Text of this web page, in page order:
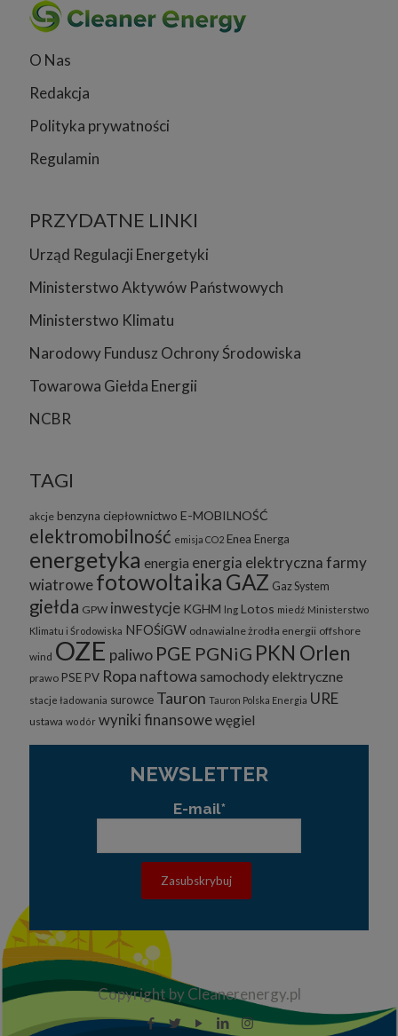
O Nas
Redakcja
Polityka prywatności
Regulamin
PRZYDATNE LINKI
Urząd Regulacji Energetyki
Ministerstwo Aktywów Państwowych
Ministerstwo Klimatu
Narodowy Fundusz Ochrony Środowiska
Towarowa Giełda Energii
NCBR
TAGI
akcje benzyna ciepłownictwo E-MOBILNOŚĆ
elektromobilność emisja CO2 Enea Energa
energetyka energia energia elektrycznafarmy
wiatrowefotowoltaika GAZ Gaz System
giełda GPW inwestycje KGHM lng Lotos miedź Ministerstwo
Klimatu i Środowiska NFOŚiGW odnawialne żrodła energii offshore
wind OZE paliwo PGE PGNiG PKN Orlen
prawo PSE PV Ropa naftowa samochody elektryczne
stacje ładowania surowce Tauron Tauron Polska Energia URE
ustawa wodór wyniki finansowewęgiel
NEWSLETTER
E-mail*
Copyright by Cleanerenergy.pl